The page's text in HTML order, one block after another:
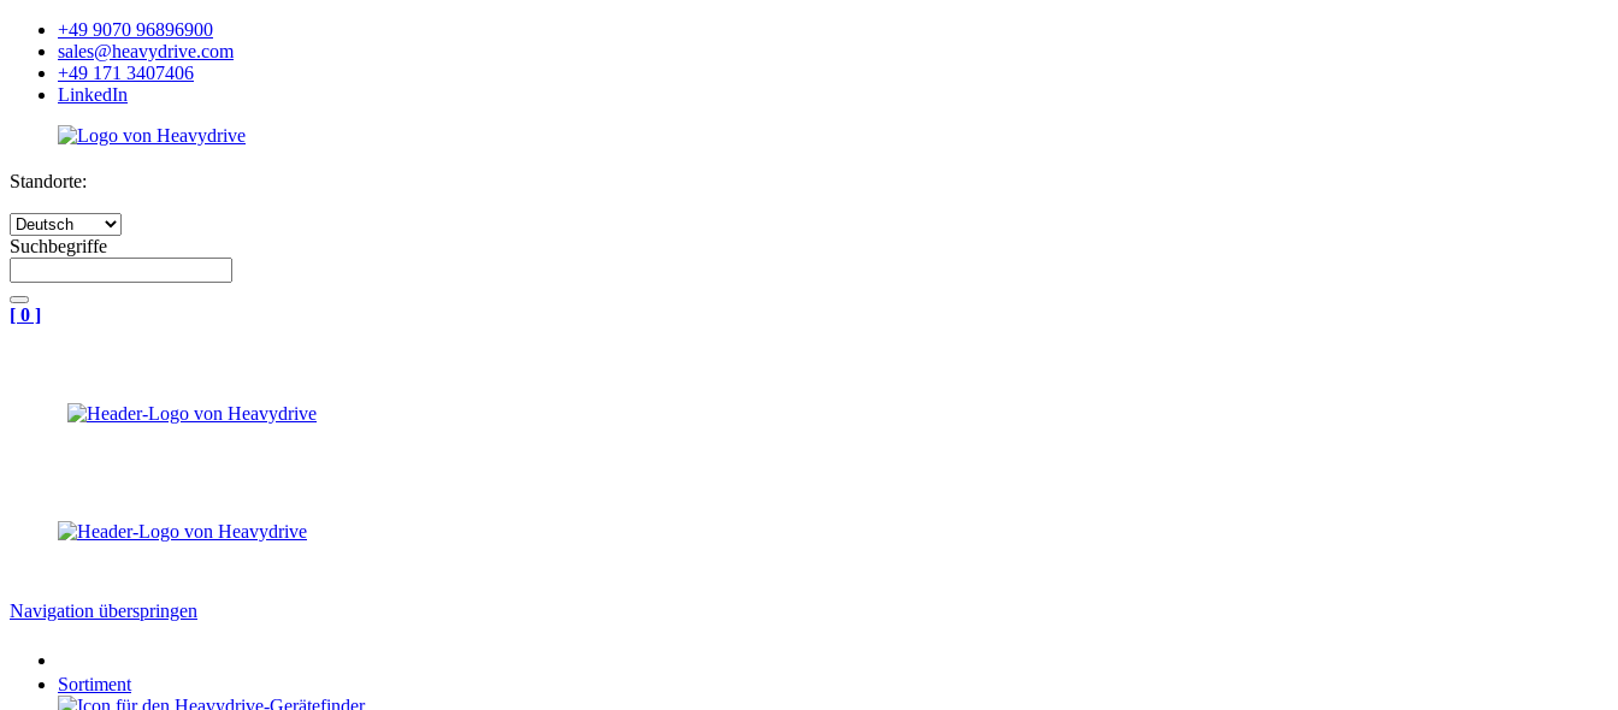
+49 9070 96896900
sales@heavydrive.com
+49 171 3407406
LinkedIn
Standorte:
Suchbegriffe
[ 0 ]
Navigation überspringen
Sortiment